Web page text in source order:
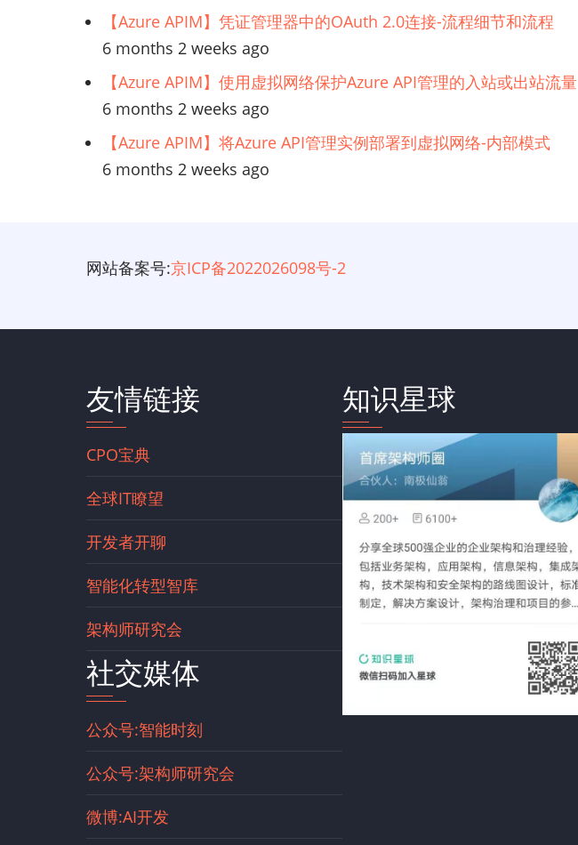
【Azure APIM】凭证管理器中的OAuth 2.0连接-流程细节和流程
6 months 2 weeks ago
【Azure APIM】使用虚拟网络保护Azure API管理的入站或出站流量
6 months 2 weeks ago
【Azure APIM】将Azure API管理实例部署到虚拟网络-内部模式
6 months 2 weeks ago
网站备案号:京ICP备2022026098号-2
友情链接
CPO宝典
全球IT瞭望
开发者开聊
智能化转型智库
架构师研究会
社交媒体
公众号:智能时刻
公众号:架构师研究会
微博:AI开发
知识星球